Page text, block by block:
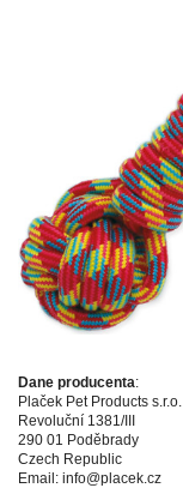
Dane producenta:
Plaček Pet Products s.r.o.
Revoluční 1381/III
290 01 Poděbrady
Czech Republic
Email: info@placek.cz